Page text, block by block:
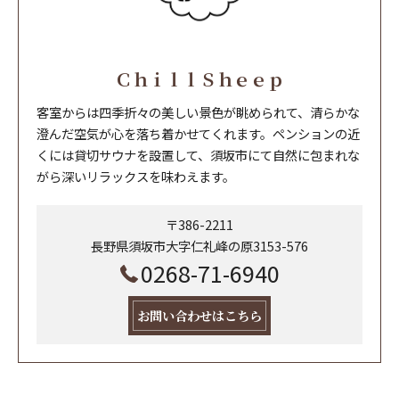
ＣｈｉｌｌＳｈｅｅｐ
客室からは四季折々の美しい景色が眺められて、清らかな
澄んだ空気が心を落ち着かせてくれます。ペンションの近
くには貸切サウナを設置して、須坂市にて自然に包まれな
がら深いリラックスを味わえます。
〒386-2211
長野県須坂市大字仁礼峰の原3153-576
0268-71-6940
お問い合わせはこちら